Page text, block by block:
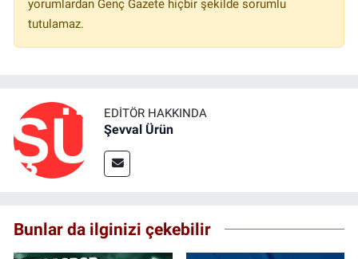
yorumlardan Genç Gazete hiçbir şekilde sorumlu
tutulamaz.
EDITÖR HAKKINDA
Şevval Ürün
Bunlar da ilginizi çekebilir